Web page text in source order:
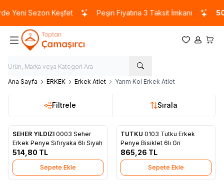
Yeni Sezon Keşfet Peşin Fiyatına 3 Taksit İmkanı
Favorilerim
Hesabım
Ana Sayfa ERKEK Erkek Atlet Yarım Kol Erkek Atlet
Filtrele Sırala
Favorilere Ekle
SEHER YILDIZI 0003 Seher
Erkek Penye Sıfıryaka 6lı Siyah
514,80 TL
Sepete Ekle
Favorilere Ekle
TUTKU 0103 Tutku Erkek
Penye Bisiklet 6lı Gri
865,26 TL
Sepete Ekle